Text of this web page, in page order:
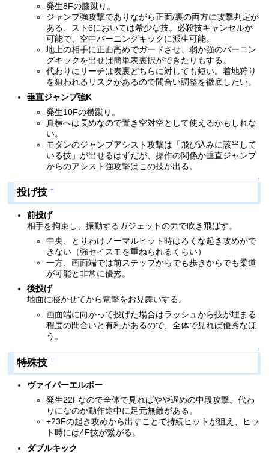
発生8Fの膝蹴り。
ジャンプ強攻撃でありながら正面/裏の両方に攻撃判定が
ある、スト6においては希少な技。必殺技キャンセルが
可能で、空中バーニングキックに派生可能。
地上の相手に正面高めでガードさせ、弱か強のバーニン
グキックを出せば簡単表裏択ができたりもする。
代わりにリーチは表裏どちらに対しても短い。着地狩り
を狙われるリスクがあるので間合い調整を徹底したい。
垂直ジャンプ強K
発生10Fの横蹴り。
真横へは長めなので置き空対空として使えるかもしれな
い。
モダンのジャンプアシスト攻撃は「飛び込みに該当して
いる技」が出せるはずだが、操作の関係か垂直ジャンプ
からのアシスト強攻撃はこの技が出る。
↑
投げ技 †
前投げ
相手を拘束し、振動するガジェットの力で吹き飛ばす。
中央、とりわけノーマルヒット時はろくな起き攻めがで
きない（強セイスモを重ねられるくらい）
一方、画面端では前ステップからでも歩きからでも柔道
が可能と非常に優秀。
後投げ
地面に寝かせてから電撃をお見舞いする。
画面端に向かって投げた場合はラッシュから技が埋まる
程度の間合いと有利があるので、全体で見れば優秀なほ
う。
↑
特殊技 †
ヴァイパーエルボー
発生22Fなので全体で見ればやや遅めの中段攻撃。代わ
りになのか動作途中に足元無敵がある。
+23Fの起き攻めから出すことで持続ヒットが狙え、ヒッ
ト時には4F技が繋がる。
ダブルキック